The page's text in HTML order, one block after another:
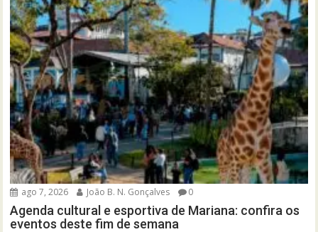
ago 7, 2026 João B. N. Gonçalves 0
Agenda cultural e esportiva de Mariana: confira os
eventos deste fim de semana